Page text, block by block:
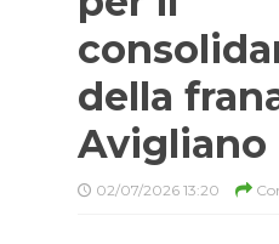
della
Avigliano
02/07/2026 13:20